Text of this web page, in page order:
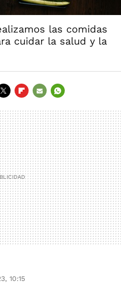
las comidas
cuidar la salud y la
MAIL
10:15